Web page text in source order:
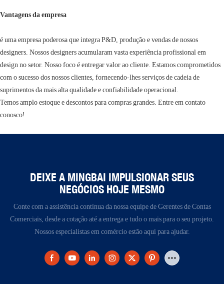
Vantagens da empresa
é uma empresa poderosa que integra P&D, produção e vendas de nossos
designers. Nossos designers acumularam vasta experiência profissional em
design no setor. Nosso foco é entregar valor ao cliente. Estamos comprometidos
com o sucesso dos nossos clientes, fornecendo-lhes serviços de cadeia de
suprimentos da mais alta qualidade e confiabilidade operacional.
Temos amplo estoque e descontos para compras grandes. Entre em contato
conosco!
DEIXE A MINGBAI IMPULSIONAR SEUS
NEGÓCIOS HOJE MESMO
Conte com a assistência contínua da nossa equipe de Gerentes de Contas
Comerciais, desde a cotação até a entrega e tudo o mais para o seu projeto.
Nossos especialistas em comércio estão aqui para ajudar.